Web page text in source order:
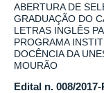
ABERTURA DE
GRADUAÇÃO DO
LETRAS INGLÊS
PROGRAMA
DOCÊNCIA DA
MOURÃO
Edital n. 008/